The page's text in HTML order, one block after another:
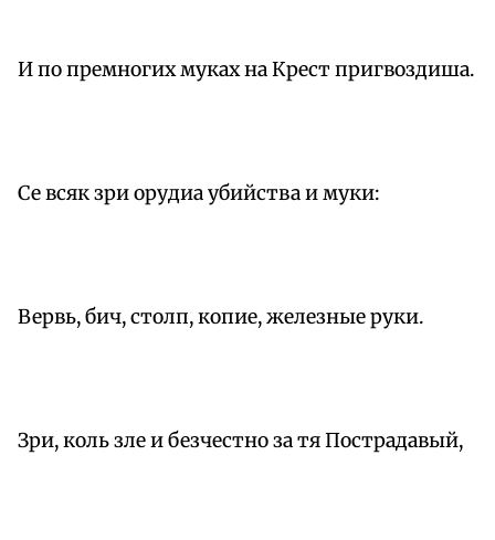
И по премногих муках на Крест пригвоздиша.
Се всяк зри орудиа убийства и муки:
Вервь, бич, столп, копие, железные руки.
Зри, коль зле и безчестно за тя Пострадавый,